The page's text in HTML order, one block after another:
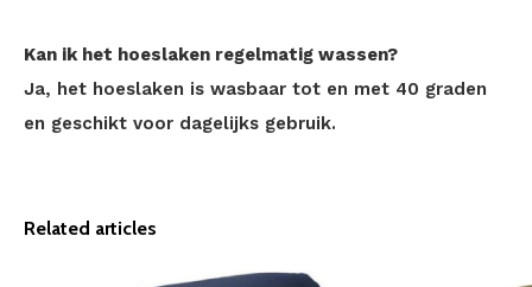
Kan ik het hoeslaken regelmatig wassen?
Ja, het hoeslaken is wasbaar tot en met 40 graden
en geschikt voor dagelijks gebruik.
Related articles